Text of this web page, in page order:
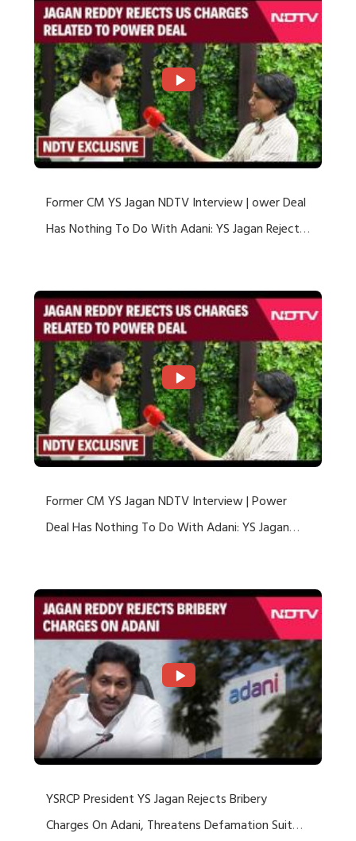
Former CM YS Jagan NDTV Interview | ower Deal
Has Nothing To Do With Adani: YS Jagan Rejects
Former CM YS Jagan NDTV Interview | Power
Deal Has Nothing To Do With Adani: YS Jagan
YSRCP President YS Jagan Rejects Bribery
Charges On Adani, Threatens Defamation Suit